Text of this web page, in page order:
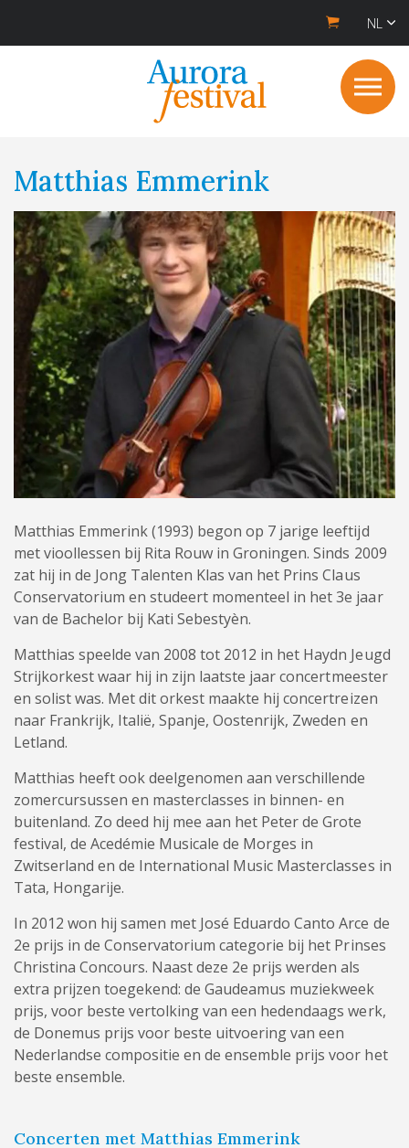
NL
Matthias Emmerink
Matthias Emmerink (1993) begon op 7 jarige leeftijd
met vioollessen bij Rita Rouw in Groningen. Sinds 2009
zat hij in de Jong Talenten Klas van het Prins Claus
Conservatorium en studeert momenteel in het 3e jaar
van de Bachelor bij Kati Sebestyèn.
Matthias speelde van 2008 tot 2012 in het Haydn Jeugd
Strijkorkest waar hij in zijn laatste jaar concertmeester
en solist was. Met dit orkest maakte hij concertreizen
naar Frankrijk, Italië, Spanje, Oostenrijk, Zweden en
Letland.
Matthias heeft ook deelgenomen aan verschillende
zomercursussen en masterclasses in binnen- en
buitenland. Zo deed hij mee aan het Peter de Grote
festival, de Acedémie Musicale de Morges in
Zwitserland en de International Music Masterclasses in
Tata, Hongarije.
In 2012 won hij samen met José Eduardo Canto Arce de
2e prijs in de Conservatorium categorie bij het Prinses
Christina Concours. Naast deze 2e prijs werden als
extra prijzen toegekend: de Gaudeamus muziekweek
prijs, voor beste vertolking van een hedendaags werk,
de Donemus prijs voor beste uitvoering van een
Nederlandse compositie en de ensemble prijs voor het
beste ensemble.
Concerten met Matthias Emmerink